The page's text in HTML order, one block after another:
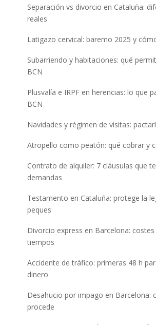
Separación vs divorcio en Cataluña:
reales
Latigazo cervical: baremo 2025 y
Subarriendo y habitaciones: qué
BCN
Plusvalía e IRPF en herencias: lo que
BCN
Navidades y régimen de visitas:
Atropello como peatón: qué cobrar y
Contrato de alquiler: 7 cláusulas que
demandas
Testamento en Cataluña: protege la
peques
Divorcio express en Barcelona:
tiempos
Accidente de tráfico: primeras 48 h
dinero
Desahucio por impago en Barcelona:
procede